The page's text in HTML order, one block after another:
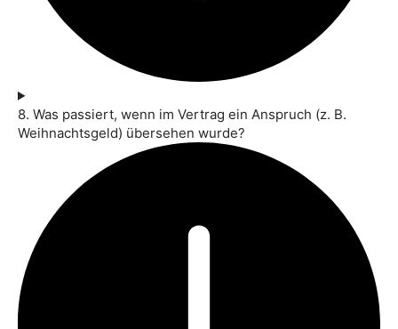
8. Was passiert, wenn im Vertrag ein Anspruch (z. B.
Weihnachtsgeld) übersehen wurde?